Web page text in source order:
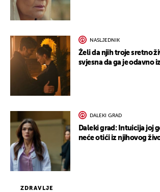
ZDRAVLJE
NASLJEDNIK
Želi da njih troje sretno
svjesna da ga je odavno
DALEKI GRAD
Daleki grad: Intuicija joj
neće otići iz njihovog